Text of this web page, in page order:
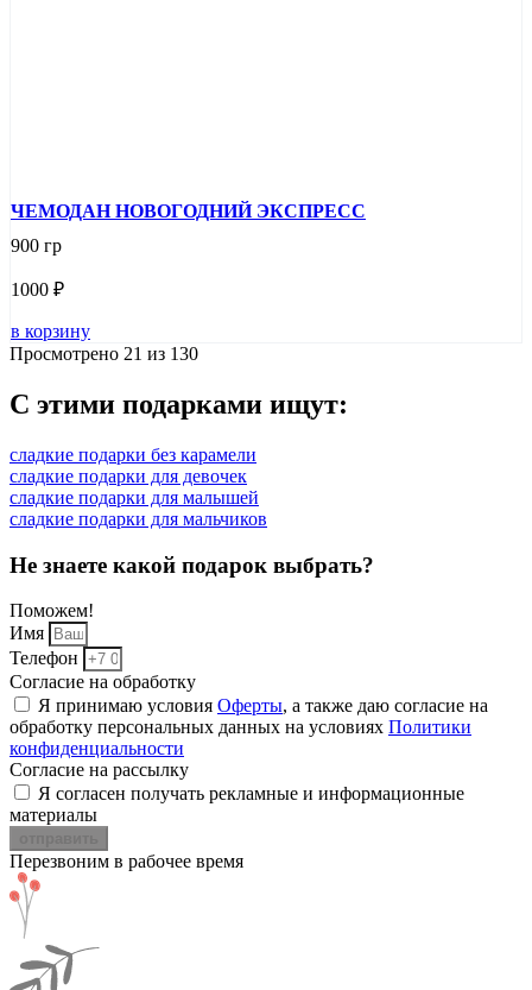
ЧЕМОДАН НОВОГОДНИЙ ЭКСПРЕСС
900 гр
1000 ₽
в корзину
Просмотрено 21 из 130
С этими подарками ищут:
сладкие подарки без карамели
сладкие подарки для девочек
сладкие подарки для малышей
сладкие подарки для мальчиков
Не знаете какой подарок выбрать?
Поможем!
Имя
Телефон
Согласие на обработку
Я принимаю условия Оферты, а также даю согласие на
обработку персональных данных на условиях Политики
конфиденциальности
Согласие на рассылку
Я согласен получать рекламные и информационные
материалы
Перезвоним в рабочее время